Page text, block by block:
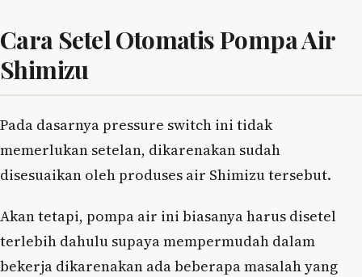
Cara Setel Otomatis Pompa Air
Shimizu
Pada dasarnya pressure switch ini tidak
memerlukan setelan, dikarenakan sudah
disesuaikan oleh produses air Shimizu tersebut.
Akan tetapi, pompa air ini biasanya harus disetel
terlebih dahulu supaya mempermudah dalam
bekerja dikarenakan ada beberapa masalah yang